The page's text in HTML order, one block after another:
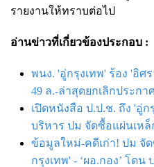
รายงานให้ทราบต่อไป
อ่านข่าวที่เกี่ยวข้องประกอบ :
พนง. 'อู่กรุงเทพ' ร้อง 'อิศ
49 ล.-ล่าสุดยกเลิกประกา
เปิดหนังสือ ป.ป.ช. ถึง 'อู่ก
บริหาร ปม จัดซื้อแผ่นเหล็
ข้อมูลใหม่-คดีเก่า! ปม จั
กรุงเทพ' - ‘ผอ.กอง’ โด